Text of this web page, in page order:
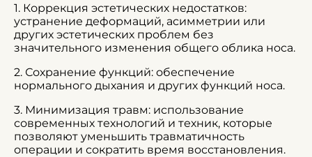
1. Коррекция эстетических недостатков:
устранение деформаций, асимметрии или
других эстетических проблем без
значительного изменения общего облика носа.
2. Сохранение функций: обеспечение
нормального дыхания и других функций носа.
3. Минимизация травм: использование
современных технологий и техник, которые
позволяют уменьшить травматичность
операции и сократить время восстановления.